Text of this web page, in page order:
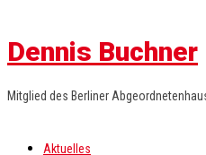
Dennis Buchner
Mitglied des Berliner
Aktuelles